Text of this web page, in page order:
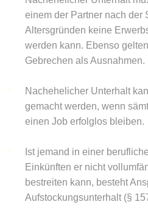
einem der Partner nach der
Altersgründen keine
werden kann. Ebenso
Gebrechen als Ausnahmen.
Nachehelicher Unterhalt
gemacht werden, wenn
einen Job erfolglos bleiben.
Ist jemand in einer
Einkünften er nicht
bestreiten kann, besteht
Aufstockungsunterhalt (§